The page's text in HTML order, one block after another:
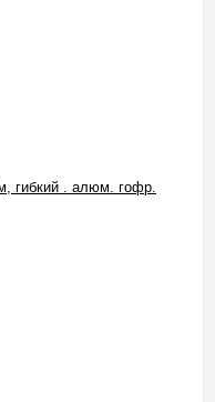
гибкий . алюм. гофр.